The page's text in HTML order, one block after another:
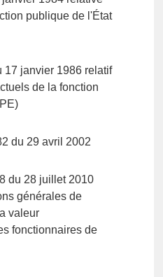
publique de l'État
17 janvier 1986 relatif
de la fonction
du 29 avril 2002
du 28 juillet 2010
générales de
valeur
fonctionnaires de